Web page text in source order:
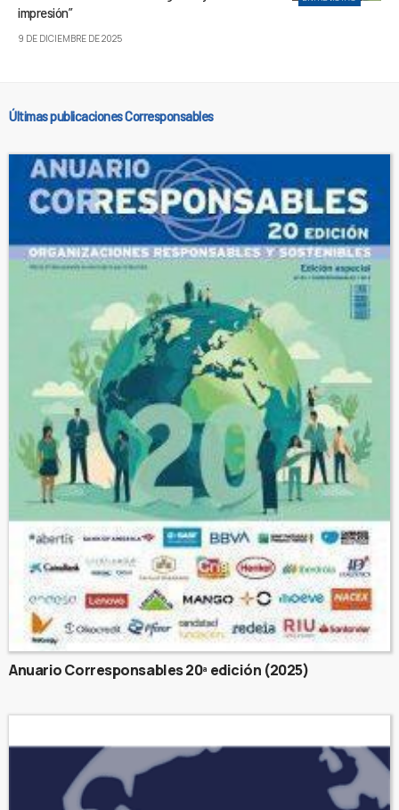
impresión”
9 DE DICIEMBRE DE 2025
Últimas publicaciones Corresponsables
Anuario Corresponsables 20ª edición (2025)